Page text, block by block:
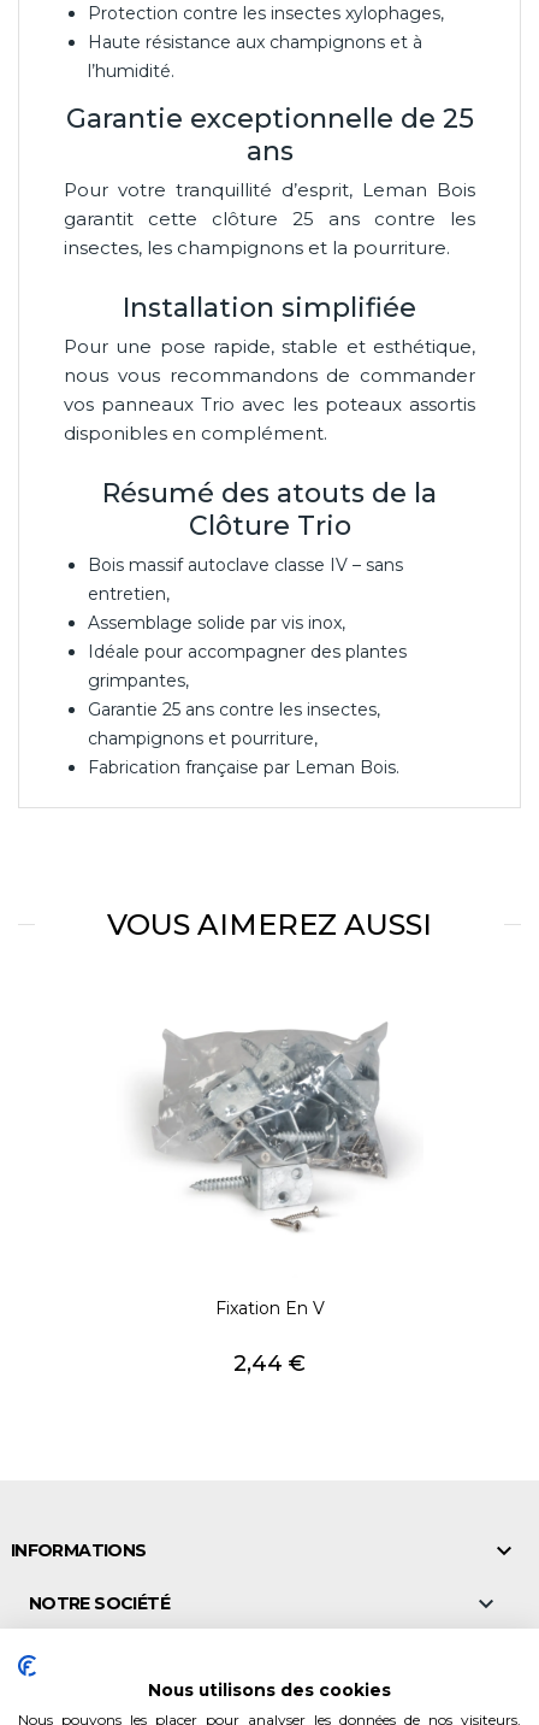
Protection contre les insectes xylophages,
Haute résistance aux champignons et à
l’humidité.
Garantie exceptionnelle de 25
ans
Pour votre tranquillité d’esprit, Leman Bois
garantit cette clôture 25 ans contre les
insectes, les champignons et la pourriture.
Installation simplifiée
Pour une pose rapide, stable et esthétique,
nous vous recommandons de commander
vos panneaux Trio avec les poteaux assortis
disponibles en complément.
Résumé des atouts de la
Clôture Trio
Bois massif autoclave classe IV – sans
entretien,
Assemblage solide par vis inox,
Idéale pour accompagner des plantes
grimpantes,
Garantie 25 ans contre les insectes,
champignons et pourriture,
Fabrication française par Leman Bois.
VOUS AIMEREZ AUSSI
Fixation En V
Prix
2,44 €
INFORMATIONS 
NOTRE SOCIÉTÉ 
NOS POINTS DE VENTE

Nous utilisons des cookies
Nous pouvons les placer pour analyser les données de nos visiteurs,